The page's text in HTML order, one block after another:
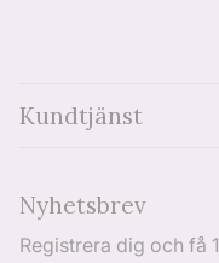
Kundtjänst
Nyhetsbrev
Registrera dig och få